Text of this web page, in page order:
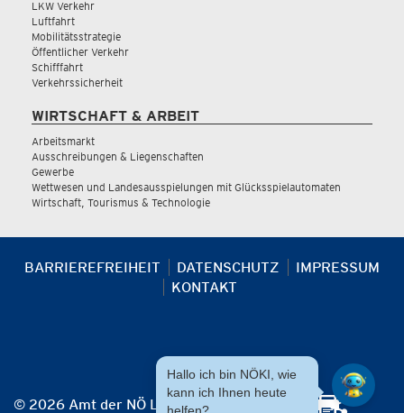
LKW Verkehr
Luftfahrt
Mobilitätsstrategie
Öffentlicher Verkehr
Schifffahrt
Verkehrssicherheit
WIRTSCHAFT & ARBEIT
Arbeitsmarkt
Ausschreibungen & Liegenschaften
Gewerbe
Wettwesen und Landesausspielungen mit Glücksspielautomaten
Wirtschaft, Tourismus & Technologie
BARRIEREFREIHEIT DATENSCHUTZ
IMPRESSUM
KONTAKT
© 2026 Amt der NÖ Landesregierung
Hallo ich bin NÖKI, wie
kann ich Ihnen heute